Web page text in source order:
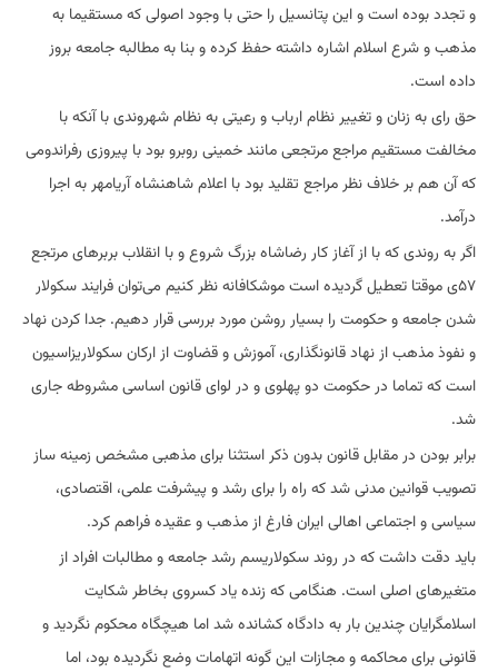
و تجدد بوده است و این پتانسیل را حتی با وجود اصولی که مستقیما به
مذهب و شرع اسلام اشاره داشته حفظ کرده و بنا به مطالبه جامعه بروز
داده است.
حق رای به زنان و تغییر نظام ارباب و رعیتی به نظام شهروندی با آنکه با
مخالفت مستقیم مراجع مرتجعی مانند خمینی روبرو بود با پیروزی رفراندومی
که آن هم بر خلاف نظر مراجع تقلید بود با اعلام شاهنشاه آریامهر به اجرا
درآمد.
اگر به روندی که با از آغاز کار رضاشاه بزرگ شروع و با انقلاب بربرهای مرتجع
۵۷ی موقتا تعطیل گردیده است موشکافانه نظر کنیم می‌توان فرایند سکولار
شدن جامعه و حکومت را بسیار روشن مورد بررسی قرار دهیم. جدا کردن نهاد
و نفوذ مذهب از نهاد قانونگذاری، آموزش و قضاوت از ارکان سکولاریزاسیون
است که تماما در حکومت دو پهلوی و در لوای قانون اساسی مشروطه جاری
شد.
برابر بودن در مقابل قانون بدون ذکر استثنا برای مذهبی مشخص زمینه ساز
تصویب قوانین مدنی شد که راه را برای رشد و پیشرفت علمی، اقتصادی،
سیاسی و اجتماعی اهالی ایران فارغ از مذهب و عقیده فراهم کرد.
باید دقت داشت که در روند سکولاریسم رشد جامعه و مطالبات افراد از
متغیرهای اصلی است. هنگامی که زنده یاد کسروی بخاطر شکایت
اسلامگرایان چندین بار به دادگاه کشانده شد اما هیچگاه محکوم نگردید و
قانونی برای محاکمه و مجازات این گونه اتهامات وضع نگردیده بود، اما